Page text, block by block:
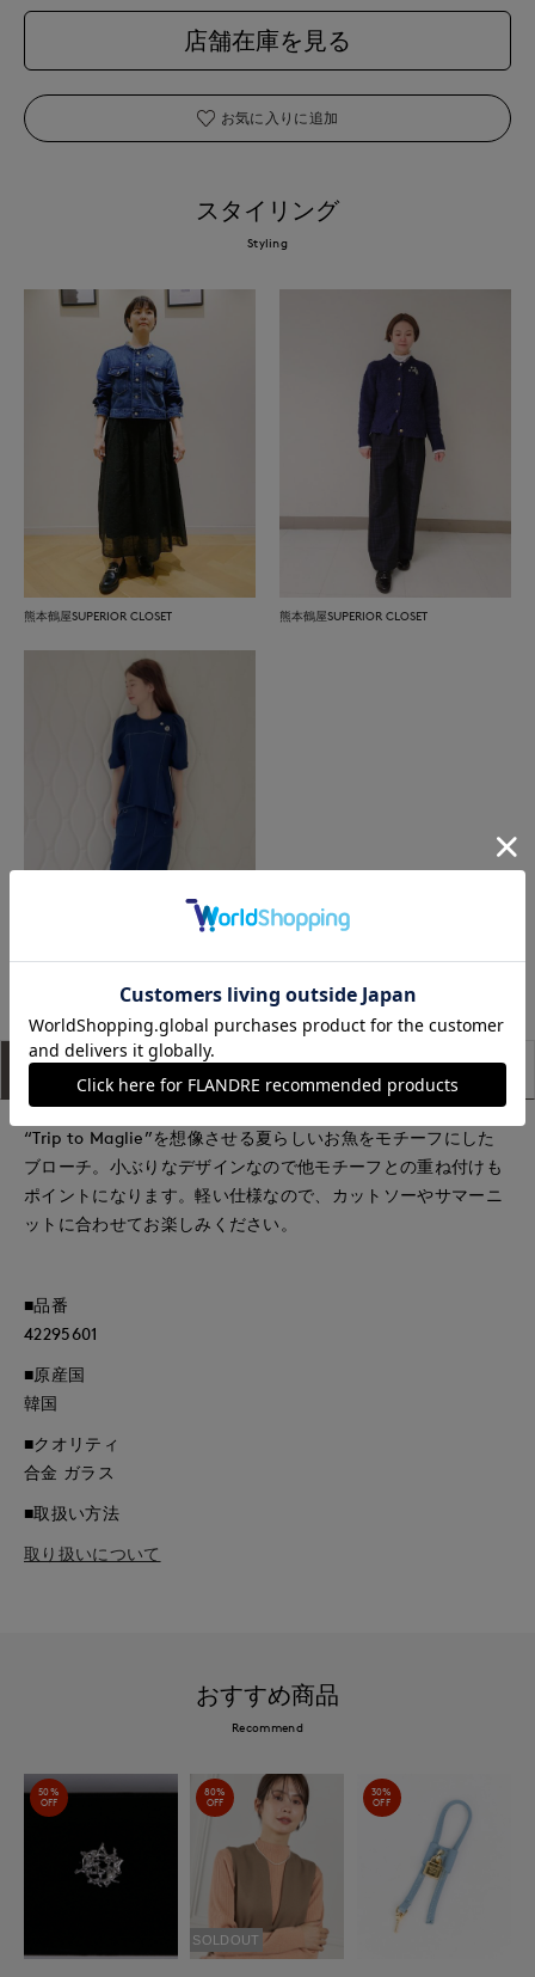
店舗在庫を見る
お気に入りに追加
スタイリング
Styling
熊本鶴屋SUPERIOR CLOSET 熊本鶴屋SUPERIOR CLOSET
“Trip to Maglie”を想像させる夏らしいお魚をモチーフにした
ブローチ。小ぶりなデザインなので他モチーフとの重ね付けも
ポイントになります。軽い仕様なので、カットソーやサマーニ
ットに合わせてお楽しみください。
■品番
42295601
■原産国
韓国
■クオリティ
合金 ガラス
■取扱い方法
取り扱いについて
おすすめ商品
Recommend
50%
OFF
80%
OFF
SOLDOUT
30%
OFF